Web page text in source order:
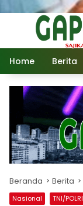
Home Berita
Beranda Berita
Nasional TNI/POLRI